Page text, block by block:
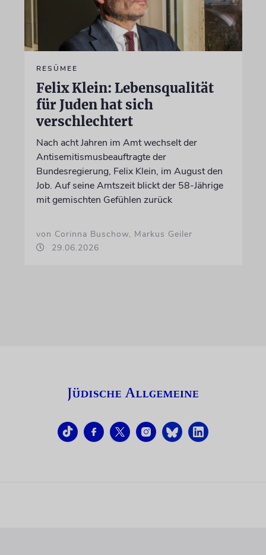
RESÜMEE
Felix Klein: Lebensqualität
für Juden hat sich
verschlechtert
Nach acht Jahren im Amt wechselt der
Antisemitismusbeauftragte der
Bundesregierung, Felix Klein, im August den
Job. Auf seine Amtszeit blickt der 58-Jährige
mit gemischten Gefühlen zurück
von Corinna Buschow, Markus Geiler
29.06.2026